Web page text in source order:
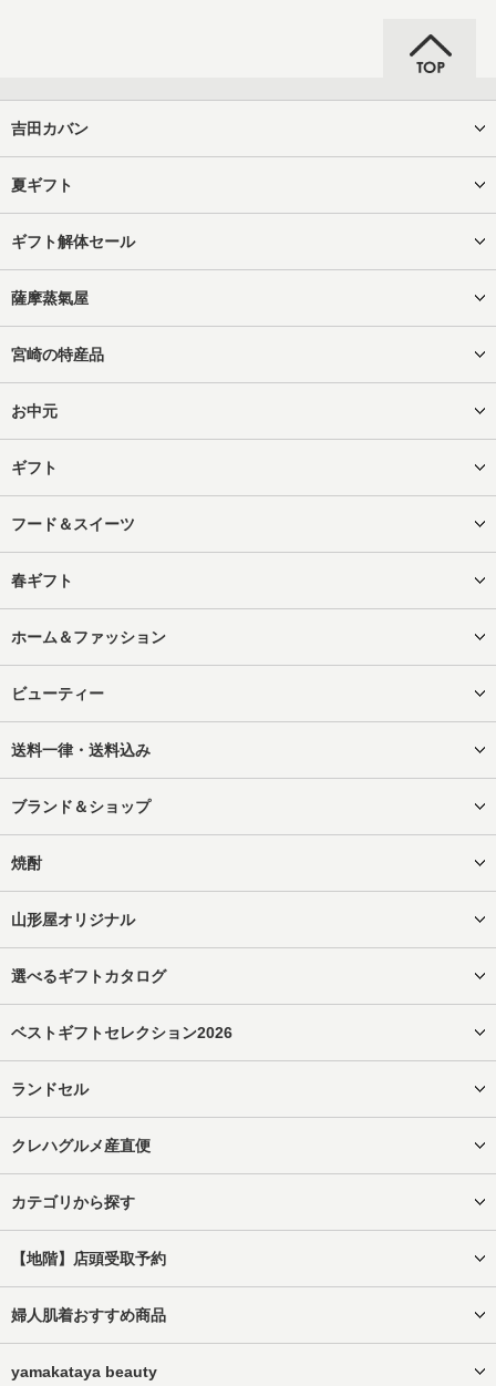
吉田カバン
夏ギフト
ギフト解体セール
薩摩蒸氣屋
宮崎の特産品
お中元
ギフト
フード＆スイーツ
春ギフト
ホーム＆ファッション
ビューティー
送料一律・送料込み
ブランド＆ショップ
焼酎
山形屋オリジナル
選べるギフトカタログ
ベストギフトセレクション2026
ランドセル
クレハグルメ産直便
カテゴリから探す
【地階】店頭受取予約
婦人肌着おすすめ商品
yamakataya beauty